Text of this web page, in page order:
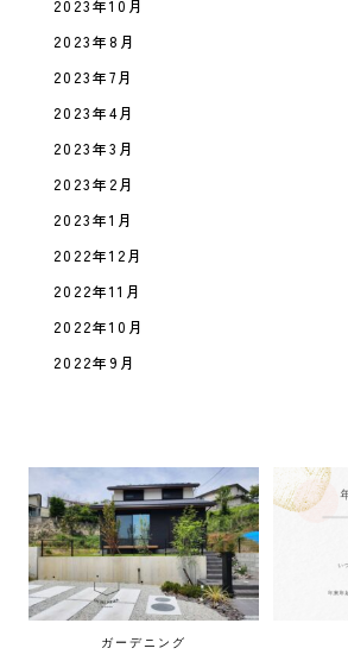
2023年10月
2023年8月
2023年7月
2023年4月
2023年3月
2023年2月
2023年1月
2022年12月
2022年11月
2022年10月
2022年9月
ガーデニング